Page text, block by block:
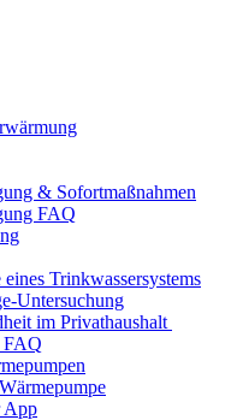
& Sofortmaßnahmen
FAQ
Trinkwassersystems
Untersuchung
im Privathaushalt
FAQ
App